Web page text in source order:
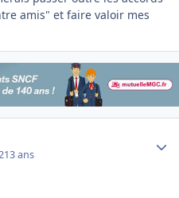
amis" et faire valoir mes
13 ans